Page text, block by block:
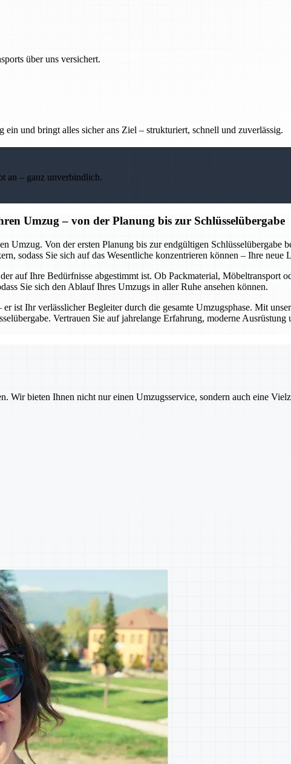
über uns versichert.
und bringt alles sicher ans Ziel – strukturiert, schnell und zuverlässig.
an – ganz unverbindlich.
Umzug – von der Planung bis zur Schlüsselübergabe
Umzug. Von der ersten Planung bis zur endgültigen
sodass Sie sich auf das Wesentliche konzentrieren können – Ihre neue
auf Ihre Bedürfnisse abgestimmt ist. Ob Packmaterial, Möbeltransport
Sie sich den Ablauf Ihres Umzugs in aller Ruhe ansehen können.
ist Ihr verlässlicher Begleiter durch die gesamte Umzugsphase. Mit
Vertrauen Sie auf jahrelange Erfahrung, moderne
Wir bieten Ihnen nicht nur einen Umzugsservice, sondern auch eine